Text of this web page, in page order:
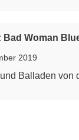
Bad Woman
2019
Balladen von